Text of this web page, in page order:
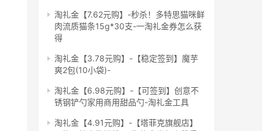
淘礼金【7.62元购】-秒杀！多特思猫咪鲜
肉流质猫条15g*30支-一淘礼金券怎么获
得
淘礼金【3.78元购】-【稳定签到】魔芋
爽2包(10小袋)-
淘礼金【6.98元购】-【可签到】创意不
锈钢铲勺家用商用甜品勺-淘礼金工具
淘礼金【4.91元购】-【塔菲克旗舰店】